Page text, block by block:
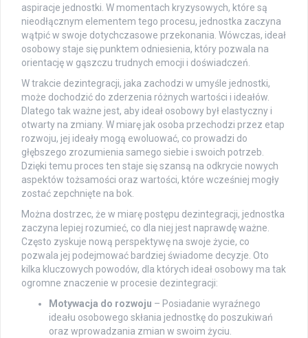
aspiracje jednostki. W momentach kryzysowych, które są
nieodłącznym elementem tego procesu, jednostka zaczyna
wątpić w swoje dotychczasowe przekonania. Wówczas, ideał
osobowy staje się punktem odniesienia, który pozwala na
orientację w gąszczu trudnych emocji i doświadczeń.
W trakcie dezintegracji, jaka zachodzi w umyśle jednostki,
może dochodzić do zderzenia różnych wartości i ideałów.
Dlatego tak ważne jest, aby ideał osobowy był elastyczny i
otwarty na zmiany. W miarę jak osoba przechodzi przez etap
rozwoju, jej ideały mogą ewoluować, co prowadzi do
głębszego zrozumienia samego siebie i swoich potrzeb.
Dzięki temu proces ten staje się szansą na odkrycie nowych
aspektów tożsamości oraz wartości, które wcześniej mogły
zostać zepchnięte na bok.
Można dostrzec, że w miarę postępu dezintegracji, jednostka
zaczyna lepiej rozumieć, co dla niej jest naprawdę ważne.
Często zyskuje nową perspektywę na swoje życie, co
pozwala jej podejmować bardziej świadome decyzje. Oto
kilka kluczowych powodów, dla których ideał osobowy ma tak
ogromne znaczenie w procesie dezintegracji:
Motywacja do rozwoju – Posiadanie wyraźnego
ideału osobowego skłania jednostkę do poszukiwań
oraz wprowadzania zmian w swoim życiu.